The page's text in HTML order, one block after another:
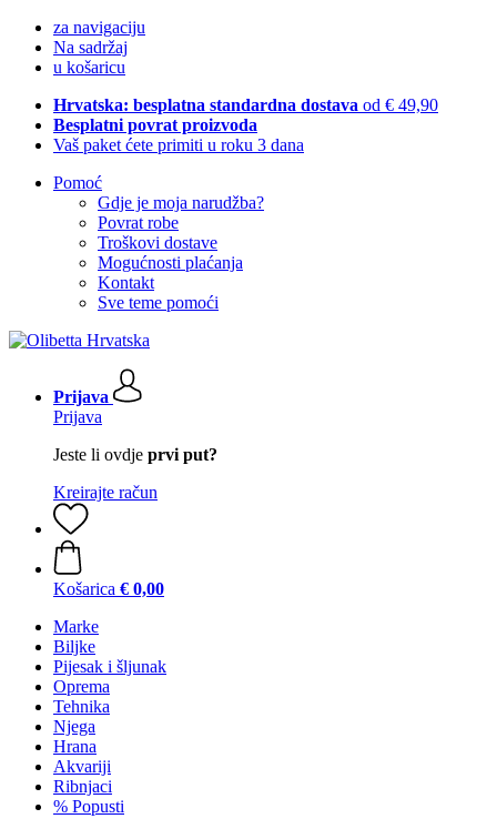
za navigaciju
Na sadržaj
u košaricu
Hrvatska: besplatna standardna dostava od € 49,90
Besplatni povrat proizvoda
Vaš paket ćete primiti u roku 3 dana
Pomoć
Gdje je moja narudžba?
Povrat robe
Troškovi dostave
Mogućnosti plaćanja
Kontakt
Sve teme pomoći
Prijava
Prijava
Jeste li ovdje prvi put?
Kreirajte račun
Košarica € 0,00
Marke
Biljke
Pijesak i šljunak
Oprema
Tehnika
Njega
Hrana
Akvariji
Ribnjaci
% Popusti